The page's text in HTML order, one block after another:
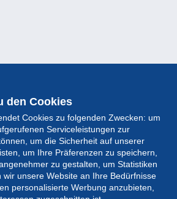
den Cookies
Cookies zu folgenden Zwecken: um
Serviceleistungen zur
um die Sicherheit auf unserer
um Ihre Präferenzen zu speichern,
zu gestalten, um Statistiken
unsere Website an Ihre Bedürfnisse
personalisierte Werbung anzubieten,